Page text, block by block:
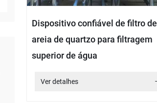
Dispositivo confiável de filtro de
areia de quartzo para filtragem
superior de água
Ver detalhes